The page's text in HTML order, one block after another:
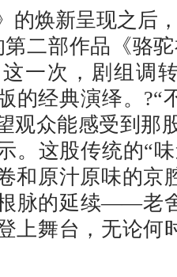
的焕新呈现之后
二部作品《骆
一次，剧组调
的经典演绎。?“
观众能感受到那
。这股传统的“
和原汁原味的京
脉的延续——老
上舞台，无论何